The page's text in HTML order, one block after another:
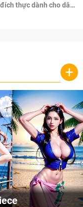
thực dành cho dân
+